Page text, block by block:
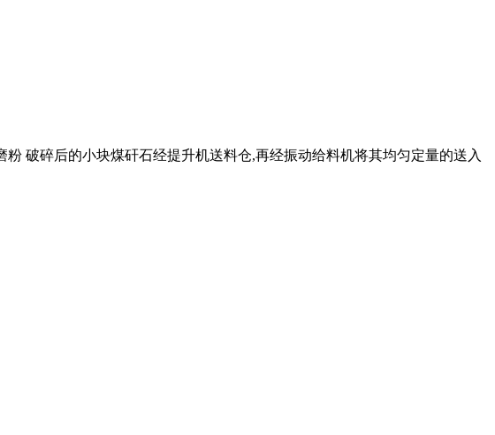
破碎后的小块煤矸石经提升机送料仓,再经振动给料机将其均匀定量的送入